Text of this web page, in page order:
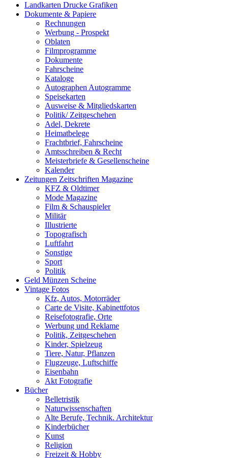
Landkarten Drucke Grafiken
Dokumente & Papiere
Rechnungen
Werbung - Prospekt
Oblaten
Filmprogramme
Dokumente
Fahrscheine
Kataloge
Autographen Autogramme
Speisekarten
Ausweise & Mitgliedskarten
Politik/ Zeitgeschehen
Adel, Dekrete
Heimatbelege
Frachtbrief, Fahrscheine
Amtsschreiben & Recht
Meisterbriefe & Gesellenscheine
Kalender
Zeitungen Zeitschriften Magazine
KFZ & Oldtimer
Mode Magazine
Film & Schauspieler
Militär
Illustrierte
Topografisch
Luftfahrt
Sonstige
Sport
Politik
Geld Münzen Scheine
Vintage Fotos
Kfz, Autos, Motorräder
Carte de Visite, Kabinettfotos
Reisefotografie, Orte
Werbung und Reklame
Politik, Zeitgeschehen
Kinder, Spielzeug
Tiere, Natur, Pflanzen
Flugzeuge, Luftschiffe
Eisenbahn
Akt Fotografie
Bücher
Belletristik
Naturwissenschaften
Alte Berufe, Technik. Architektur
Kinderbücher
Kunst
Religion
Freizeit & Hobby